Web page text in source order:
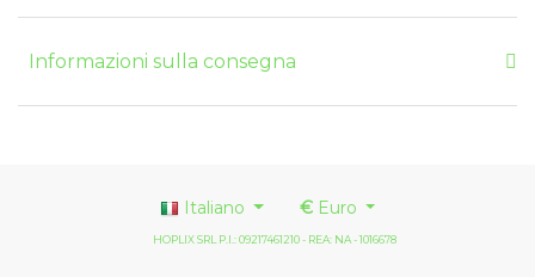
Informazioni sulla consegna
Italiano €Euro
HOPLIX SRL P.I.: 09217461210 - REA: NA - 1016678